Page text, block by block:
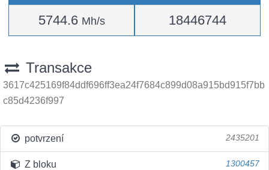
5744.6 Mh/s 18446744
Transakce
3617c425169f84ddf696ff3ea24f7684c899d08a915bd915f7bb
c85d4236f997
potvrzení 2435201
Z bloku 1300457